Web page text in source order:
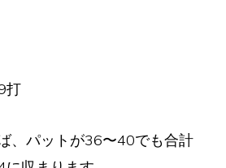
打
、パットが36〜40でも合計